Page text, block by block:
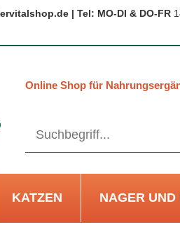
| Tel: MO-DI & DO-FR
Online Shop für
KATZEN NAGER UND